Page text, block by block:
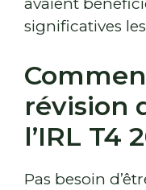
significatives
révision
l’IRL T4
Pas besoin